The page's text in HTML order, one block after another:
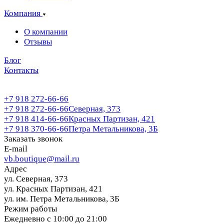
Компания
О компании
Отзывы
Блог
Контакты
+7 918 272-66-66
+7 918 272-66-66Северная, 373
+7 918 414-66-66Красных Партизан, 421
+7 918 370-66-66Петра Метальникова, 3Б
Заказать звонок
E-mail
vb.boutique@mail.ru
Адрес
ул. Северная, 373
ул. Красных Партизан, 421
ул. им. Петра Метальникова, 3Б
Режим работы
Ежедневно с 10:00 до 21:00